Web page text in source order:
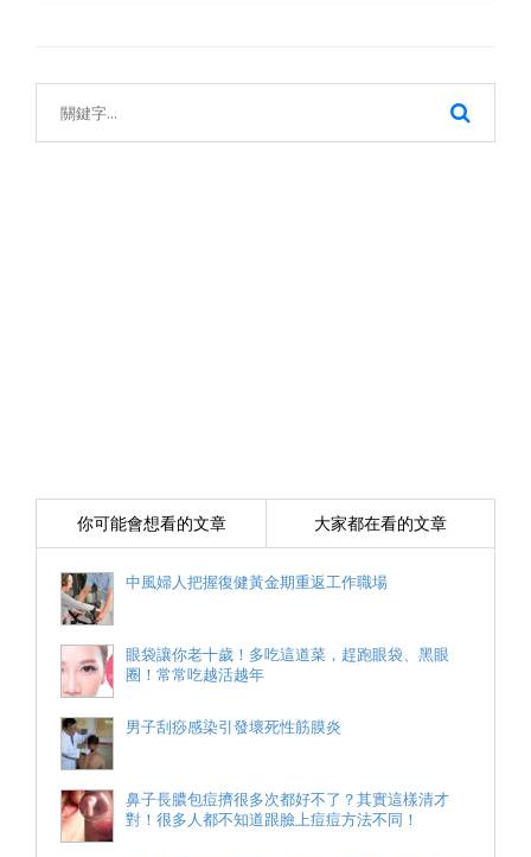
你可能會想看的文章 大家都在看的文章
中風婦人把握復健黃金期重返工作職場
眼袋讓你老十歲！多吃這道菜，趕跑眼袋、黑眼
圈！常常吃越活越年
男子刮痧感染引發壞死性筋膜炎
鼻子長膿包痘擠很多次都好不了？其實這樣清才
對！很多人都不知道跟臉上痘痘方法不同！